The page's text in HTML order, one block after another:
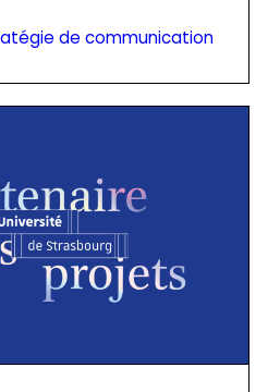
de communication